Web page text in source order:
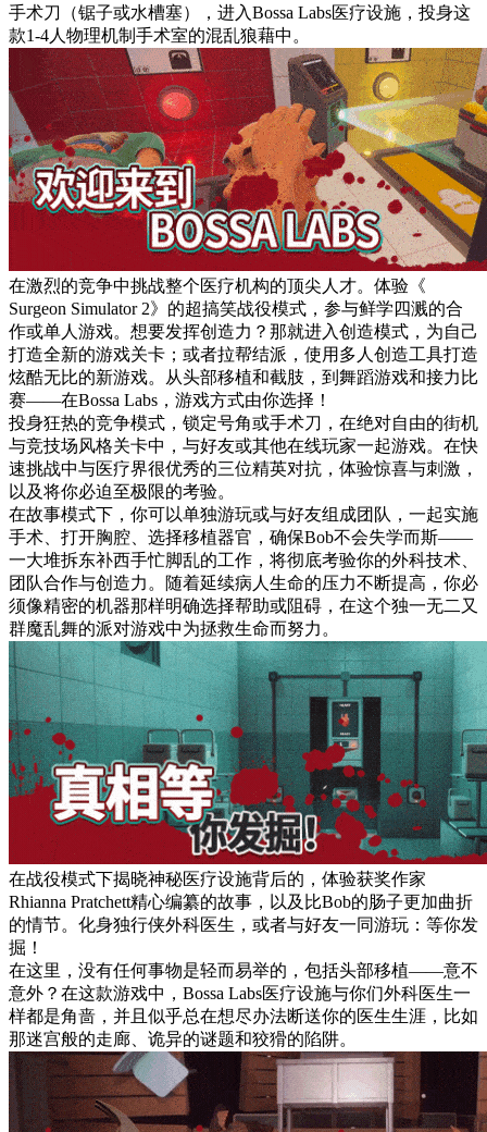
手术刀（锯子或水槽塞），进入Bossa Labs医疗设施，投身这
款1-4人物理机制手术室的混乱狼藉中。
在激烈的竞争中挑战整个医疗机构的顶尖人才。体验《
Surgeon Simulator 2》的超搞笑战役模式，参与鲜学四溅的合
作或单人游戏。想要发挥创造力？那就进入创造模式，为自己
打造全新的游戏关卡；或者拉帮结派，使用多人创造工具打造
炫酷无比的新游戏。从头部移植和截肢，到舞蹈游戏和接力比
赛——在Bossa Labs，游戏方式由你选择！
投身狂热的竞争模式，锁定号角或手术刀，在绝对自由的街机
与竞技场风格关卡中，与好友或其他在线玩家一起游戏。在快
速挑战中与医疗界很优秀的三位精英对抗，体验惊喜与刺激，
以及将你必迫至极限的考验。
在故事模式下，你可以单独游玩或与好友组成团队，一起实施
手术、打开胸腔、选择移植器官，确保Bob不会失学而斯——
一大堆拆东补西手忙脚乱的工作，将彻底考验你的外科技术、
团队合作与创造力。随着延续病人生命的压力不断提高，你必
须像精密的机器那样明确选择帮助或阻碍，在这个独一无二又
群魔乱舞的派对游戏中为拯救生命而努力。
在战役模式下揭晓神秘医疗设施背后的，体验获奖作家
Rhianna Pratchett精心编纂的故事，以及比Bob的肠子更加曲折
的情节。化身独行侠外科医生，或者与好友一同游玩：等你发
掘！
在这里，没有任何事物是轻而易举的，包括头部移植——意不
意外？在这款游戏中，Bossa Labs医疗设施与你们外科医生一
样都是角啬，并且似乎总在想尽办法断送你的医生生涯，比如
那迷宫般的走廊、诡异的谜题和狡猾的陷阱。